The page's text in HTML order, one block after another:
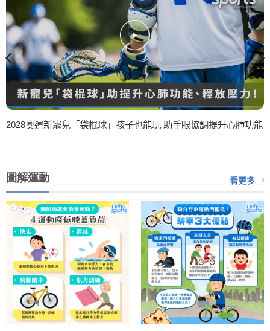
2028奧運新寵兒「袋棍球」孩子也能玩 助手眼協調提升心肺功能
圖解運動 看更多